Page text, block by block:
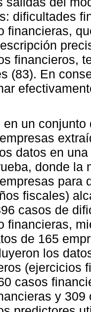
dificultades
financieras,
financieros,
(83). En
en un
datos en
donde la
para
fiscales)
casos de
financieras,
de 165
los
(ejercicios
casos
y